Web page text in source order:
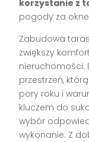
korzystanie z
pogody za
Zabudowa
zwiększy
nieruchomości.
przestrzeń,
pory roku i
kluczem do
wybór
wykonanie. Z